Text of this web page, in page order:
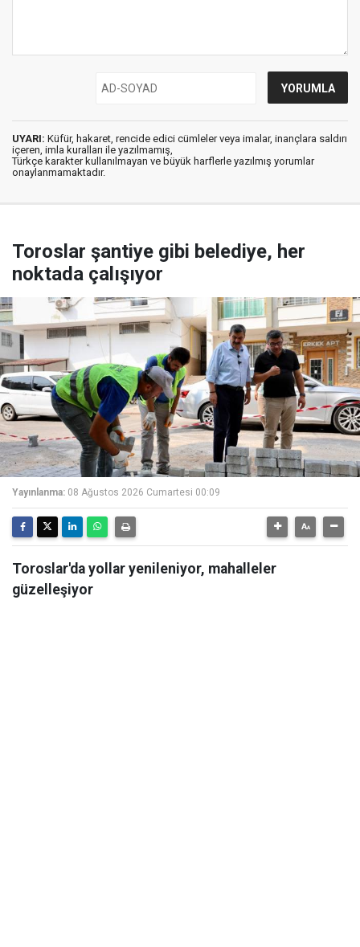
UYARI: Küfür, hakaret, rencide edici cümleler veya imalar, inançlara saldırı
içeren, imla kuralları ile yazılmamış,
Türkçe karakter kullanılmayan ve büyük harflerle yazılmış yorumlar
onaylanmamaktadır.
Toroslar şantiye gibi belediye, her
noktada çalışıyor
Yayınlanma: 08 Ağustos 2026 Cumartesi 00:09
Toroslar'da yollar yenileniyor, mahalleler
güzelleşiyor